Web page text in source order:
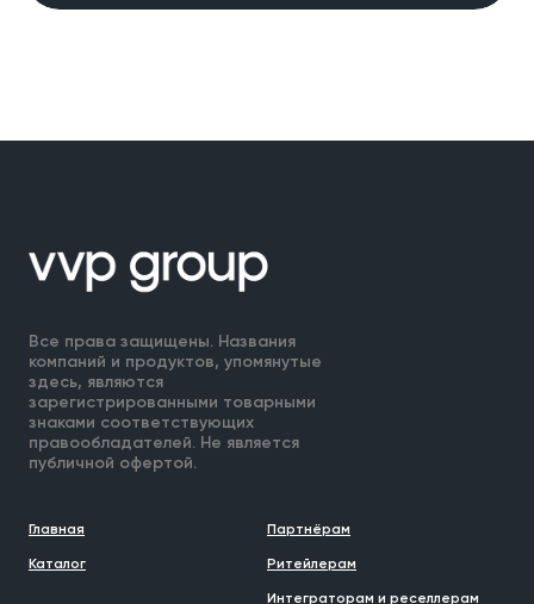
Все права защищены. Названия
компаний и продуктов, упомянутые
здесь, являются
зарегистрированными товарными
знаками соответствующих
правообладателей. Не является
публичной офертой.
Главная
Каталог
Партнёрам
Ритейлерам
Интеграторам и реселлерам